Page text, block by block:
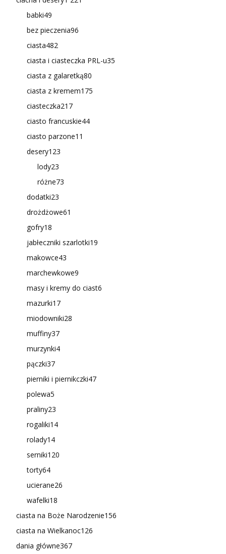
babki49
bez pieczenia96
ciasta482
ciasta i ciasteczka PRL-u35
ciasta z galaretką80
ciasta z kremem175
ciasteczka217
ciasto francuskie44
ciasto parzone11
desery123
lody23
różne73
dodatki23
drożdżowe61
gofry18
jabłeczniki szarlotki19
makowce43
marchewkowe9
masy i kremy do ciast6
mazurki17
miodowniki28
muffiny37
murzynki4
pączki37
pierniki i piernikczki47
polewa5
praliny23
rogaliki14
rolady14
serniki120
torty64
ucierane26
wafelki18
ciasta na Boże Narodzenie156
ciasta na Wielkanoc126
dania główne367